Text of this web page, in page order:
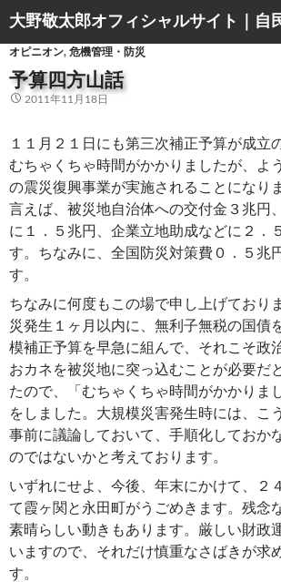
Search
TO
CONTENT
オピニオン, 危機管理・防災
予算四方山話
2011年11月18日
１１月２１日にも第三次補正予算が成立
むちゃくちゃ時間がかかりましたが、よ
の震災復興事業が実施されることになり
言えば、被災地自治体への交付金３兆円
に１．５兆円、企業立地助成などに２．
す。ちなみに、全国防災対策費０．５兆
す。
ちなみに何度もこの場で申し上げており
災発生１ヶ月以内に、無利子無税の国債
模補正予算を早急に組んで、それこそ政
おカネを被災地に突っ込むことが必要だ
たので、「むちゃくちゃ時間がかかりま
をしました。大規模災害発生時には、こ
事前に議論しておいて、手順化しておか
のではないかと考えております。
いずれにせよ、今後、年末にかけて、２
て霞ヶ関と永田町がうごめきます。残念
素晴らしい動きもあります。厳しい財政
いますので、それだけ慎重なさばきが求
す。